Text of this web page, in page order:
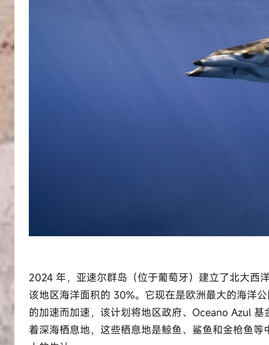
2024 年，亚速尔群岛（位于葡萄牙）建立了北大西
该地区海洋面积的 30%。它现在是欧洲最大的海洋
的加速而加速，该计划将地区政府、Oceano Azul
着深海栖息地，这些栖息地是鲸鱼、鲨鱼和金枪鱼